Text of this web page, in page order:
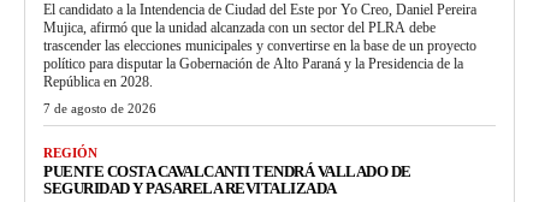
El candidato a la Intendencia de Ciudad del Este por Yo Creo, Daniel Pereira
Mujica, afirmó que la unidad alcanzada con un sector del PLRA debe
trascender las elecciones municipales y convertirse en la base de un proyecto
político para disputar la Gobernación de Alto Paraná y la Presidencia de la
República en 2028.
7 de agosto de 2026
REGIÓN
PUENTE COSTA CAVALCANTI TENDRÁ VALLADO DE
SEGURIDAD Y PASARELA REVITALIZADA